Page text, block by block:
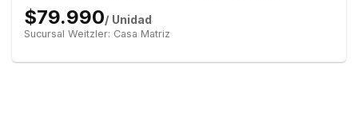
$79.990/ Unidad
Sucursal Weitzler: Casa Matriz